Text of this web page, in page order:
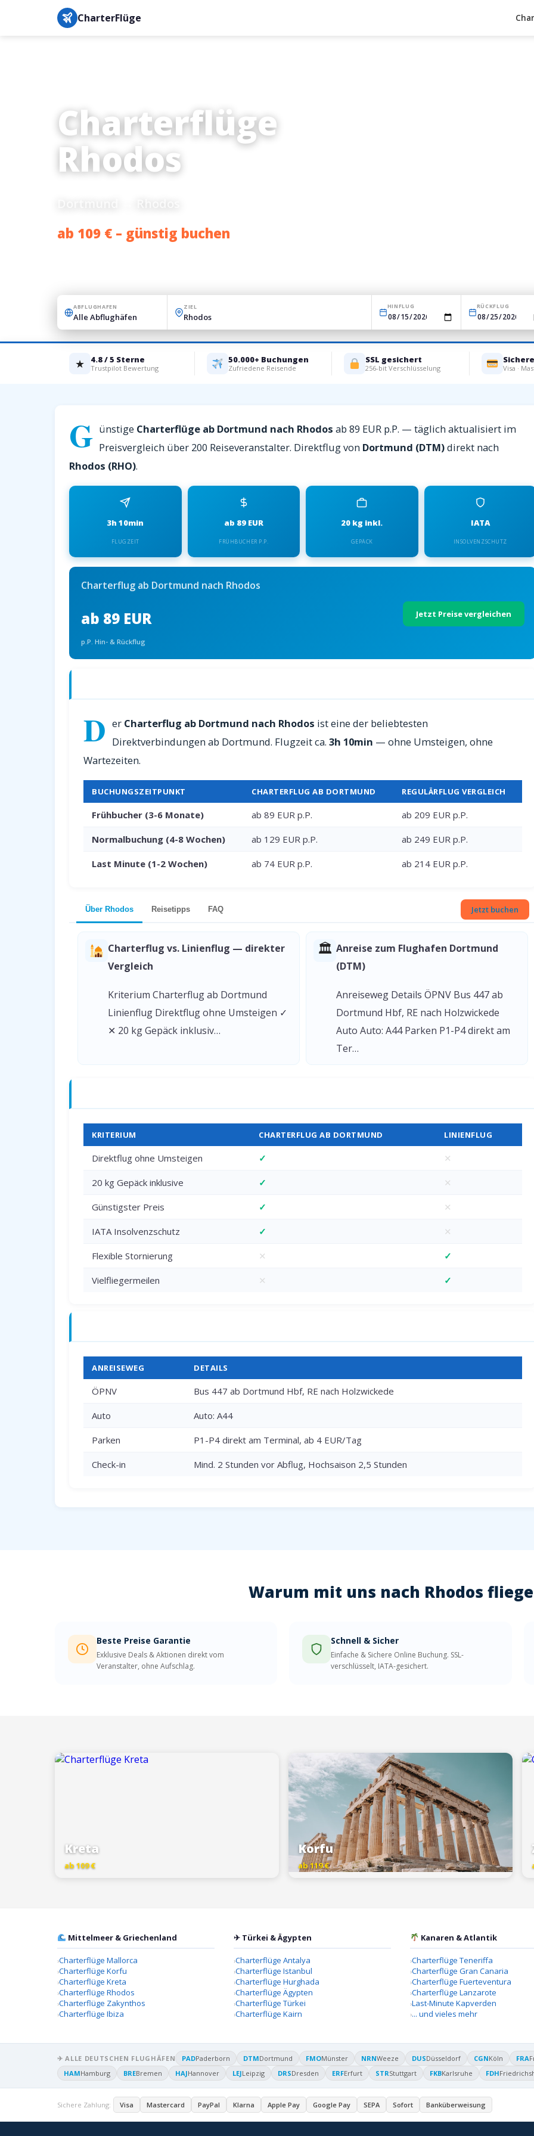
CharterFlüge
Charterflüge
Rhodos
ab 109 € – günstig buchen
ABFLUGHAFEN ZIEL HINFLUG RÜCKFLUG
★ 4.8 / 5 Sterne
Trustpilot Bewertung
50.000+ Buchungen
Zufriedene Reisende
SSL gesichert
256-bit Verschlüsselung Visa ·
G ünstige Charterflüge ab Dortmund nach Rhodos ab 89 EUR p.P. — täglich aktualisiert im
Preisvergleich über 200 Reiseveranstalter. Direktflug von Dortmund (DTM)direkt nach
Rhodos (RHO).
3h 10min
FLUGZEIT
ab 89 EUR
FRÜHBUCHER P.P.
20 kg inkl.
GEPÄCK
IATA
INSOLVENZSCHUTZ
Charterflug ab Dortmund nach Rhodos
ab 89 EUR
p.P. Hin- & Rückflug
Jetzt Preise vergleichen
D er Charterflug ab Dortmund nach Rhodos ist eine der beliebtesten
Direktverbindungen ab Dortmund. Flugzeit ca. 3h 10min — ohne Umsteigen, ohne
Wartezeiten.
BUCHUNGSZEITPUNKT CHARTERFLUG AB DORTMUND REGULÄRFLUG VERGLEICH
Frühbucher (3-6 Monate) ab 89 EUR p.P. ab 209 EUR p.P.
Normalbuchung (4-8 Wochen) ab 129 EUR p.P. ab 249 EUR p.P.
Last Minute (1-2 Wochen) ab 74 EUR p.P. ab 214 EUR p.P.
Über Rhodos Reisetipps FAQ Jetzt buchen
Charterflug vs. Linienflug — direkter
Vergleich
Kriterium Charterflug ab Dortmund
Linienflug Direktflug ohne Umsteigen ✓
✕ 20 kg Gepäck inklusiv…
🏛 Anreise zum Flughafen Dortmund
(DTM)
Anreiseweg Details ÖPNV Bus 447 ab
Dortmund Hbf, RE nach Holzwickede
Auto Auto: A44 Parken P1-P4 direkt am
Ter…
KRITERIUM CHARTERFLUG AB DORTMUND LINIENFLUG
Direktflug ohne Umsteigen ✓ ✕
20 kg Gepäck inklusive ✓ ✕
Günstigster Preis ✓ ✕
IATA Insolvenzschutz ✓ ✕
Flexible Stornierung ✕ ✓
Vielfliegermeilen ✕ ✓
ANREISEWEG DETAILS
ÖPNV Bus 447 ab Dortmund Hbf, RE nach Holzwickede
Auto Auto: A44
Parken P1-P4 direkt am Terminal, ab 4 EUR/Tag
Check-in Mind. 2 Stunden vor Abflug, Hochsaison 2,5 Stunden
Warum mit uns nach Rhodos
Beste Preise Garantie
Exklusive Deals & Aktionen direkt vom
Veranstalter, ohne Aufschlag.
Schnell & Sicher
Einfache & Sichere Online Buchung. SSL-
verschlüsselt, IATA-gesichert.
Kreta
ab 109 €
Korfu
ab 119 €
Mittelmeer & Griechenland
Charterflüge Mallorca
Charterflüge Korfu
Charterflüge Kreta
Charterflüge Rhodos
Charterflüge Zakynthos
Charterflüge Ibiza
✈ Türkei & Ägypten
Charterflüge Antalya
Charterflüge Istanbul
Charterflüge Hurghada
Charterflüge Ägypten
Charterflüge Türkei
Charterflüge Kairn
Kanaren & Atlantik
Charterflüge Teneriffa
Charterflüge Gran Canaria
Charterflüge Fuerteventura
Charterflüge Lanzarote
Last-Minute Kapverden
... und vieles mehr
✈ ALLE DEUTSCHEN FLUGHÄFEN PADPaderborn DTMDortmund FMOMünster NRNWeeze DUSDüsseldorf CGNKöln FRA
HAMHamburg BREBremen HAJHannover LEJLeipzig DRSDresden ERFErfurt STRStuttgart FKBKarlsruhe FDH
Sichere Zahlung: Visa Mastercard PayPal Klarna Apple Pay Google Pay SEPA Sofort Banküberweisung